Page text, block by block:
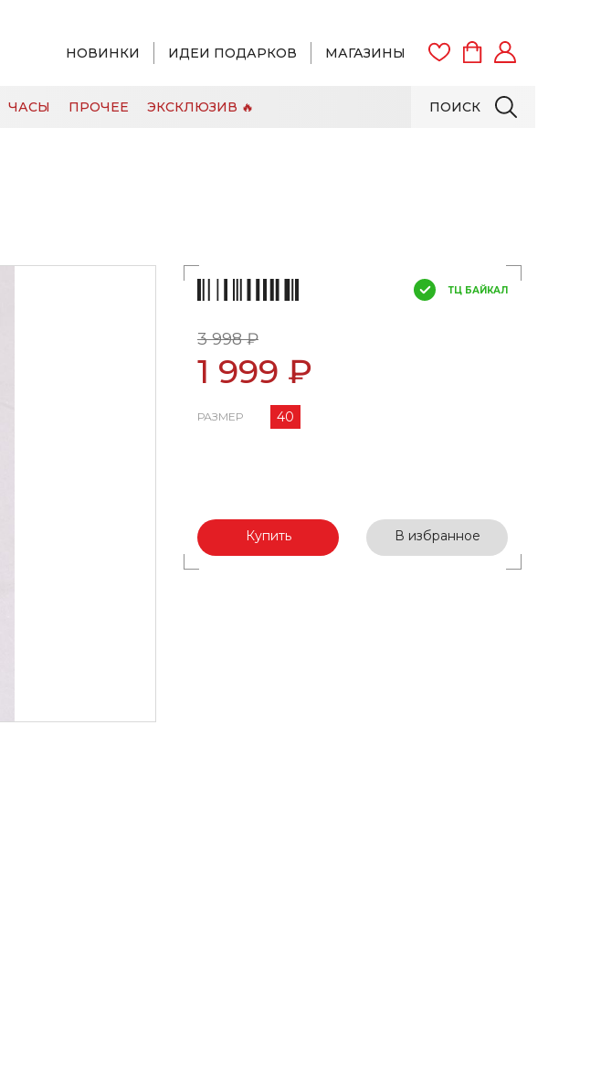
НОВИНКИ ИДЕИ ПОДАРКОВ МАГАЗИНЫ
ПОИСК
ЧАСЫ ПРОЧЕЕ ЭКСКЛЮЗИВ 🔥
ТЦ БАЙКАЛ
3 998 ₽
1 999 ₽
РАЗМЕР 40
Купить В избранное